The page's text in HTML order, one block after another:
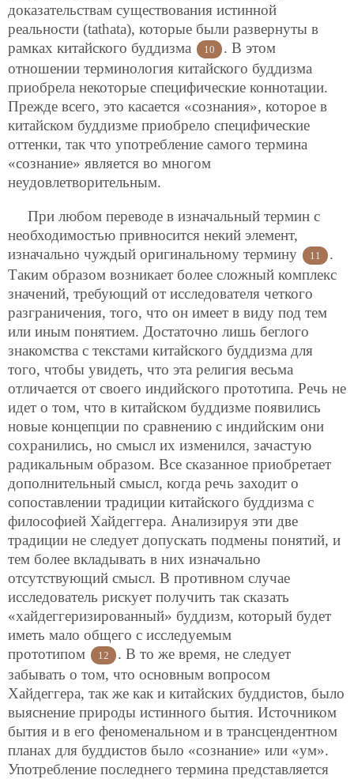
доказательствам существования истинной
реальности (tathata), которые были развернуты в
рамках китайского буддизма
10
. В этом
отношении терминология китайского буддизма
приобрела некоторые специфические коннотации.
Прежде всего, это касается «сознания», которое в
китайском буддизме приобрело специфические
оттенки, так что употребление самого термина
«сознание» является во многом
неудовлетворительным.
При любом переводе в изначальный термин с
необходимостью привносится некий элемент,
изначально чуждый оригинальному термину
11
.
Таким образом возникает более сложный комплекс
значений, требующий от исследователя четкого
разграничения, того, что он имеет в виду под тем
или иным понятием. Достаточно лишь беглого
знакомства с текстами китайского буддизма для
того, чтобы увидеть, что эта религия весьма
отличается от своего индийского прототипа. Речь не
идет о том, что в китайском буддизме появились
новые концепции по сравнению с индийским они
сохранились, но смысл их изменился, зачастую
радикальным образом. Все сказанное приобретает
дополнительный смысл, когда речь заходит о
сопоставлении традиции китайского буддизма с
философией Хайдеггера. Анализируя эти две
традиции не следует допускать подмены понятий, и
тем более вкладывать в них изначально
отсутствующий смысл. В противном случае
исследователь рискует получить так сказать
«хайдеггеризированный» буддизм, который будет
иметь мало общего с исследуемым
прототипом
12
. В то же время, не следует
забывать о том, что основным вопросом
Хайдеггера, так же как и китайских буддистов, было
выяснение природы истинного бытия. Источником
бытия и в его феноменальном и в трансцендентном
планах для буддистов было «сознание» или «ум».
Употребление последнего термина представляется